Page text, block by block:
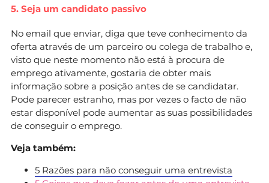
5. Seja um candidato passivo
No email que enviar, diga que teve conhecimento da
oferta através de um parceiro ou colega de trabalho e,
visto que neste momento não está à procura de
emprego ativamente, gostaria de obter mais
informação sobre a posição antes de se candidatar.
Pode parecer estranho, mas por vezes o facto de não
estar disponível pode aumentar as suas possibilidades
de conseguir o emprego.
Veja também:
5 Razões para não conseguir uma entrevista